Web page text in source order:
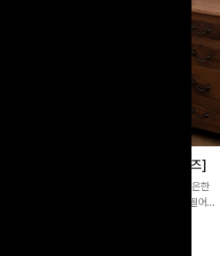
쿨링버튼 8부와이드팬츠[FREE,L사이즈]
[바스락소재💙/8부기장]사이드 버튼 디테일이 은은한
포인트가 되어주는 와이드 팬츠입니다. 여유롭게 떨어지